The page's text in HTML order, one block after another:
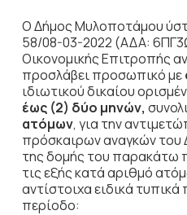
Ο Δήμος Μυλοποτάμου
58/08-03-2022 (ΑΔΑ:
Οικονομικής Επιτροπής
προσλάβει προσωπικό με
ιδιωτικού δικαίου
έως (2) δύο μηνών,
ατόμων, για την
πρόσκαιρων αναγκών του
της δομής του παρακάτω
τις εξής κατά αριθμό
αντίστοιχα ειδικά
περίοδο: